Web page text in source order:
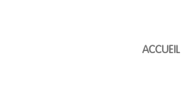
ACCUEIL